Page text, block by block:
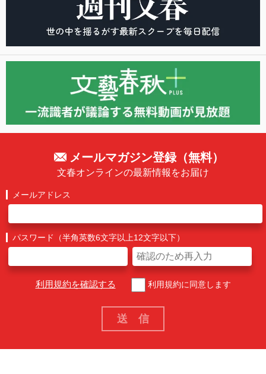
メールマガジン登録（無料）
文春オンラインの最新情報をお届け
メールアドレス
パスワード（半角英数6文字以上12文字以下）
利用規約を確認する 利用規約に同意します